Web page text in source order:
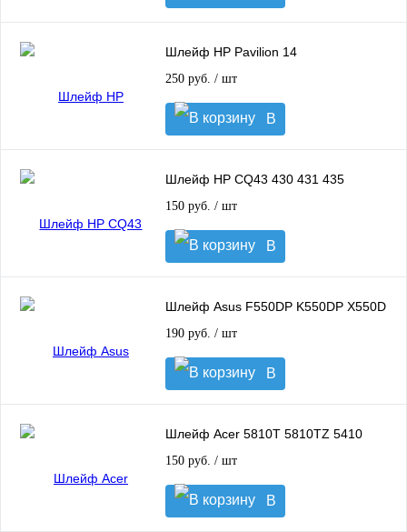
корзину
Шлейф HP Pavilion 14
250 руб. / шт
В
корзину
Шлейф HP CQ43 430 431 435
150 руб. / шт
В
корзину
Шлейф Asus F550DP K550DP X550D
190 руб. / шт
В
корзину
Шлейф Acer 5810T 5810TZ 5410
150 руб. / шт
В